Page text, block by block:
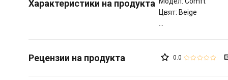
Характеристики на продукта
Цвят: Beige
0.0